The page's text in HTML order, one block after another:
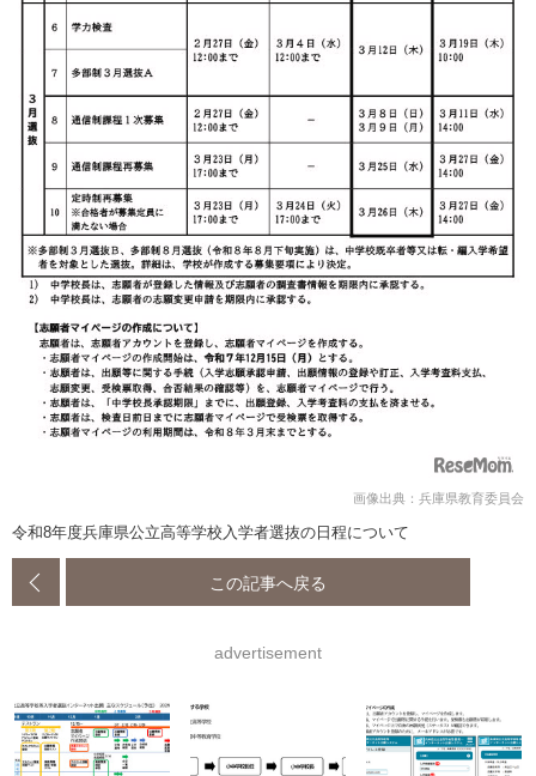
画像出典：兵庫県教育委員会
令和8年度兵庫県公立高等学校入学者選抜の日程について
この記事へ戻る
advertisement